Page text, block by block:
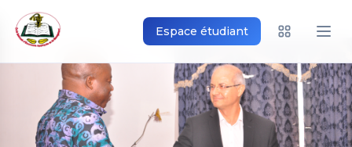
Espace étudiant